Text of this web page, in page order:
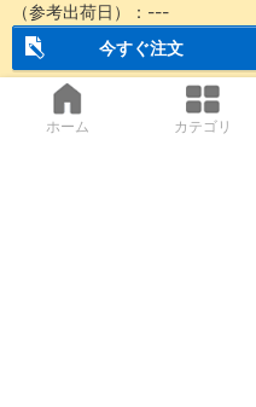
（参考出荷日）： ---
今すぐ注文
ホーム カテゴリ